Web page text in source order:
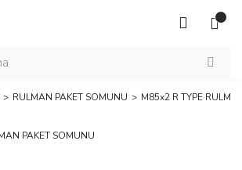
RULMAN PAKET SOMUNU M85x2 R TYPE